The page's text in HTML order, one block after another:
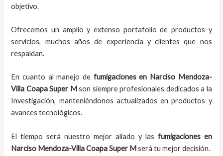
objetivo.
Ofrecemos un amplio y extenso portafolio de productos y
servicios, muchos años de experiencia y clientes que nos
respaldan.
En cuanto almanejo de fumigacionesen Narciso Mendoza-
Villa Coapa Super M son siempre profesionales dedicados a la
Investigación, manteniéndonos actualizados en productos y
avances tecnológicos.
El tiempo será nuestro mejor aliado y las fumigaciones en
Narciso Mendoza-Villa Coapa Super Mserá tu mejor decisión.